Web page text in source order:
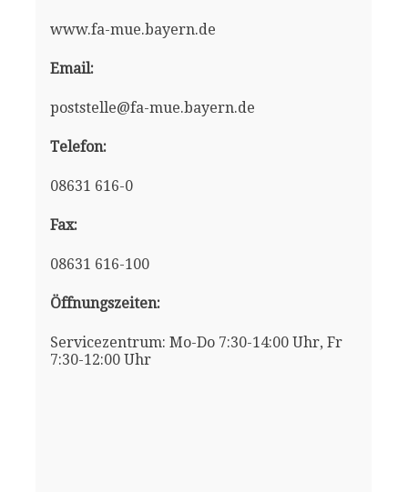
www.fa-mue.bayern.de
Email:
poststelle@fa-mue.bayern.de
Telefon:
08631 616-0
Fax:
08631 616-100
Öffnungszeiten:
Servicezentrum: Mo-Do 7:30-14:00 Uhr, Fr
7:30-12:00 Uhr